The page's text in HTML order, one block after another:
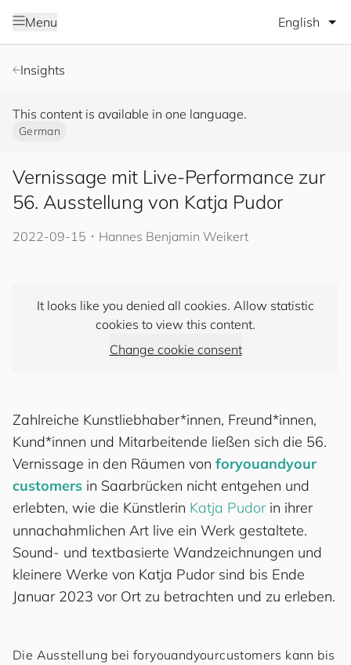
Menu Select
Insights
This content is available in one language.
German
Vernissage mit Live-Performance zur
56. Ausstellung von Katja Pudor​
2022-09-15 ･ Hannes Benjamin Weikert
It looks like you denied all cookies. Allow statistic
cookies to view this content.
Change cookie consent
Zahlreiche Kunstliebhaber*innen, Freund*innen,
Kund*innen und Mitarbeitende ließen sich die 56.
Vernissage in den Räumen von foryouandyour
customers in Saarbrücken nicht entgehen und
erlebten, wie die Künstlerin Katja Pudorin ihrer
unnachahmlichen Art live ein Werk gestaltete.
Sound- und textbasierte Wandzeichnungen und
kleinere Werke von Katja Pudor sind bis Ende
Januar 2023 vor Ort zu betrachten und zu erleben.
Die Ausstellung bei foryouandyourcustomers kann bis